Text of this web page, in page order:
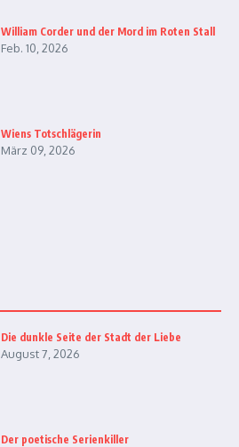
William Corder und der Mord im Roten Stall
Feb. 10, 2026
Wiens Totschlägerin
März 09, 2026
Die dunkle Seite der Stadt der Liebe
August 7, 2026
Der poetische Serienkiller